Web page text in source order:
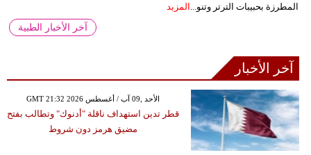
المطرزة بحبيبات الترتر وتنو... المزيد
آخر الأخبار الطبية
آخر الأخبار
GMT 21:32 2026 الأحد ,09 آب / أغسطس
قطر تدين استهداف ناقلة "أدنوك" وتطالب بفتح
مضيق هرمز دون شروط